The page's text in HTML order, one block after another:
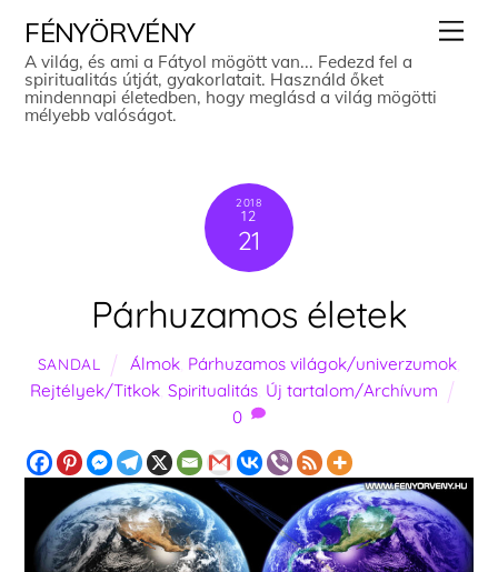
content
FÉNYÖRVÉNY
A világ, és ami a Fátyol mögött van... Fedezd fel a
spiritualitás útját, gyakorlatait. Használd őket
mindennapi életedben, hogy meglásd a világ mögötti
mélyebb valóságot.
2018
12
21
Párhuzamos életek
SANDAL Álmok Párhuzamos világok/univerzumok
Rejtélyek/Titkok ,Spiritualitás Új tartalom/Archívum
0